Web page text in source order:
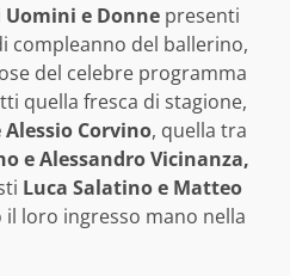
Uomini e Donne presenti
compleanno del ballerino,
del celebre programma
quella fresca di stagione,
Corvino, quella tra
e Alessandro Vicinanza,
Luca Salatino e Matteo
loro ingresso mano nella